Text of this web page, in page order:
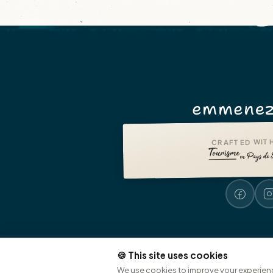
CRAFTED
Legal notices—Accessibility:
🍪 This site uses cookies
We use cookies to improve your